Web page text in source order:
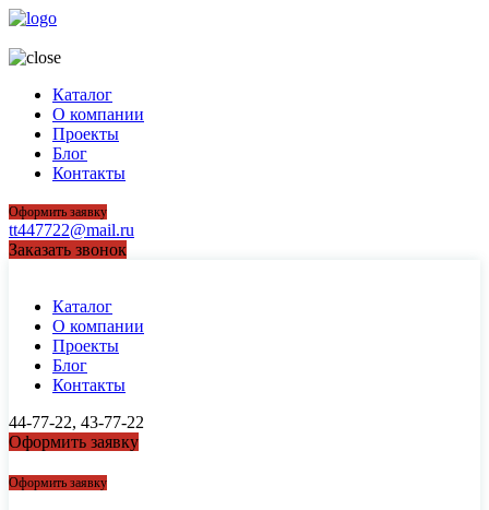
Каталог
О компании
Проекты
Блог
Контакты
Оформить заявку
tt447722@mail.ru
Заказать звонок
Каталог
О компании
Проекты
Блог
Контакты
44-77-22, 43-77-22
Оформить заявку
Оформить заявку